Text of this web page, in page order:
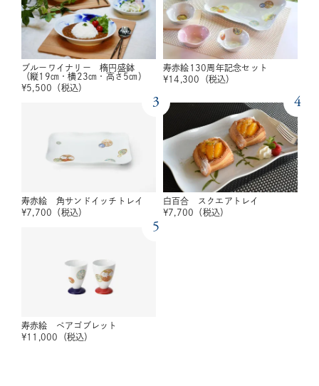
ブルーワイナリー 楕円盛鉢
（縦19㎝・横23㎝・高さ5㎝）
¥5,500 （税込）
寿赤絵130周年記念セット
¥14,300 （税込）
3
寿赤絵 角サンドイッチトレイ
¥7,700 （税込）
4
白百合 スクエアトレイ
¥7,700 （税込）
5
寿赤絵 ペアゴブレット
¥11,000 （税込）